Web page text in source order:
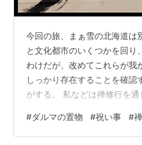
今回の旅、まぁ雪の北海道は
と文化都市のいくつかを回り
わけだが、改めてこれらが我
しっかり存在することを確
がする。 私などは禅修行を
『自分は無宗教です』と言っ
して訪れる神社仏閣に対して
#ダルマの置物 #祝い事 #